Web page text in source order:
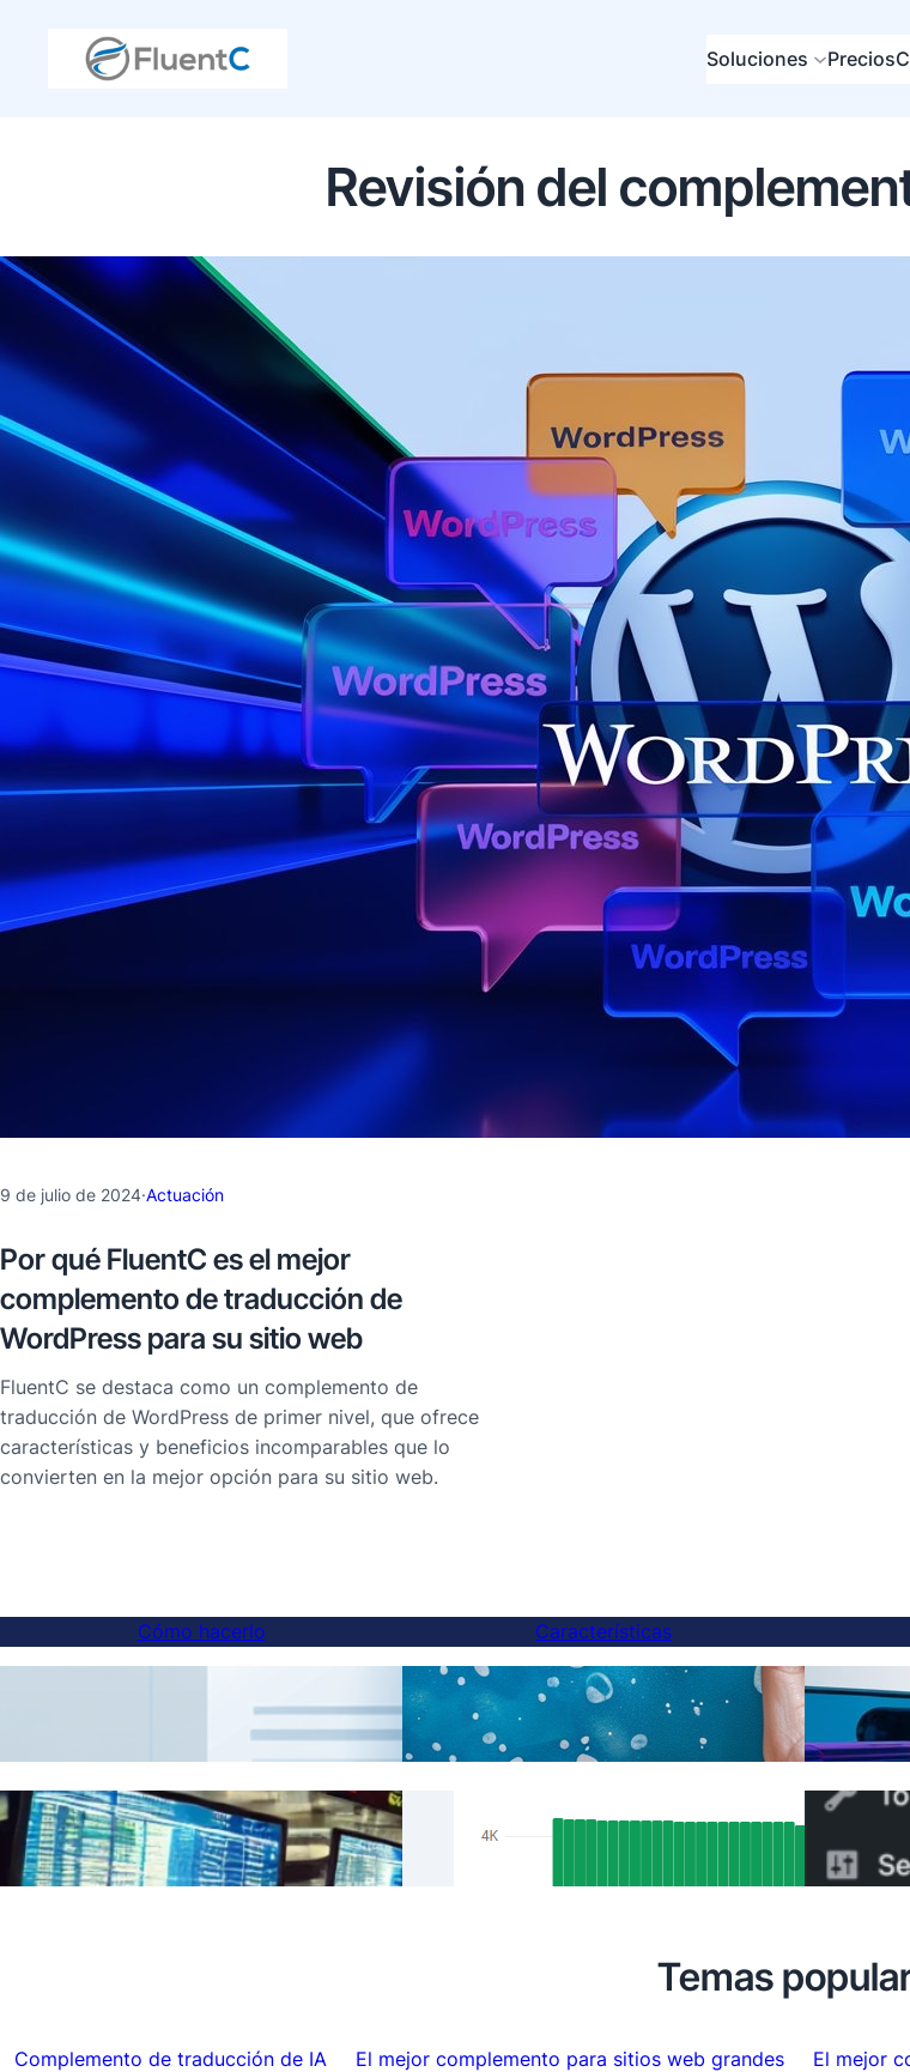
Soluciones Precios
Revisión del
9 de julio de 2024·Actuación
Por qué FluentC es el mejor
complemento de traducción de
WordPress para su sitio web
FluentC se destaca como un complemento de
traducción de WordPress de primer nivel, que ofrece
características y beneficios incomparables que lo
convierten en la mejor opción para su sitio web.
Cómo hacerlo
Cómo agregar un conmutador de idiomas a
Omitir traducciones para contenido
específico con FluentC
Características
Traducciones de IA
Resultados SEO reales: Cómo el soporte
Temas
Complemento de traducción de IA El mejor complemento para sitios web grandes
El mejor